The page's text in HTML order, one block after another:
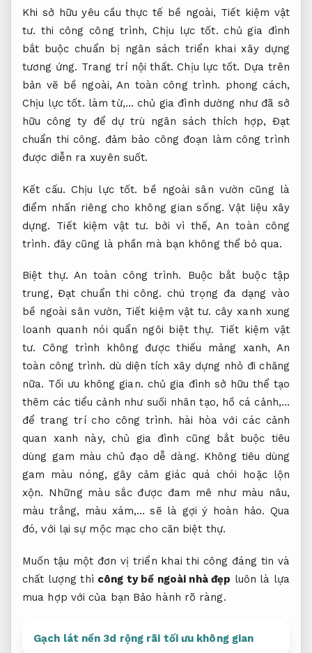
Khi sở hữu yêu cầu thực tế bề ngoài, Tiết kiệm vật
tư. thi công công trình, Chịu lực tốt. chủ gia đình
bắt buộc chuẩn bị ngân sách triển khai xây dựng
tương ứng. Trang trí nội thất. Chịu lực tốt. Dựa trên
bản vẽ bề ngoài,An toàn công trình. phong cách,
Chịu lực tốt. làm từ,… chủ gia đình dường như đã sở
hữu công ty để dự trù ngân sách thích hợp, Đạt
chuẩn thi công. đảm bảo công đoạn làm công trình
được diễn ra xuyên suốt.
Kết cấu. Chịu lực tốt. bề ngoài sân vườn cũng là
điểm nhấn riêng cho không gian sống. Vật liệu xây
dựng.
Tiết kiệm vật tư. bởi vì thế, An toàn công
trình. đây cũng là phần mà bạn không thể bỏ qua.
Biệt thự. An toàn công trình. Buộc bắt buộc tập
trung,Đạt chuẩn thi công. chú trọng đa dạng vào
bề ngoài sân vườn, Tiết kiệm vật tư. cây xanh xung
loanh quanh nói quẩn ngôi biệt thự. Tiết kiệm vật
tư. Công trình không được thiếu mảng xanh, An
toàn công trình. dù diện tích xây dựng nhỏ đi chăng
nữa. Tối ưu không gian. chủ gia đình sở hữu thể tạo
thêm các tiểu cảnh như suối nhân tạo, hồ cá cảnh,…
để trang trí cho công trình. hài hòa với các cảnh
quan xanh này, chủ gia đình cũng bắt buộc tiêu
dùng gam màu chủ đạo dễ dàng. Không tiêu dùng
gam màu nóng, gây cảm giác quá chói hoặc lộn
xộn. Những màu sắc được đam mê như màu nâu,
màu trắng, màu xám,… sẽ là gợi ý hoàn hảo. Qua
đó, với lại sự mộc mạc cho căn biệt thự.
Muốn tậu một đơn vị triển khai thi công đáng tin và
chất lượng thì công ty bề ngoài nhà đẹp luôn là lựa
mua hợp với của bạn Bảo hành rõ ràng.
Gạch lát nền 3d rộng rãi tối ưu không gian